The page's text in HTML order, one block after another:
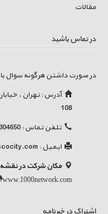
مقالات
در تماس باشید
در صورت داشتن هرگونه سوال
108
تلفن تماس : 88304650 - (داخلی 102) 42780 21 98 +
ایمیل :
مکان شرکت در
www.1000network.com
اشتراک در خبرنامه